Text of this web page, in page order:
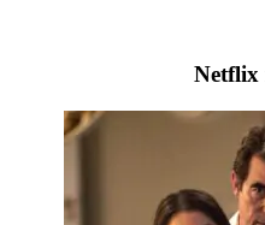
Netflix